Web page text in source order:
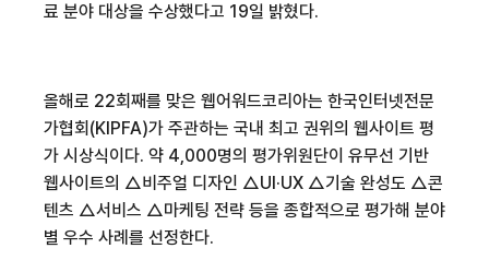
료 분야 대상을 수상했다고 19일 밝혔다.
올해로 22회째를 맞은 웹어워드코리아는 한국인터넷전문
가협회(KIPFA)가 주관하는 국내 최고 권위의 웹사이트 평
가 시상식이다. 약 4,000명의 평가위원단이 유무선 기반
웹사이트의 △비주얼 디자인 △UI·UX △기술 완성도 △콘
텐츠 △서비스 △마케팅 전략 등을 종합적으로 평가해 분야
별 우수 사례를 선정한다.